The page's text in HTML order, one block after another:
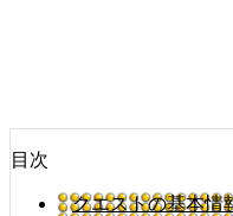
目次
クエストの基本情